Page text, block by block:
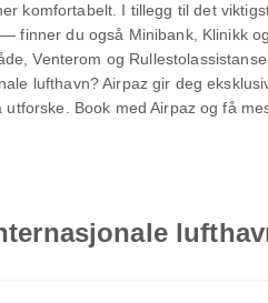
komfortabelt. I tillegg til det
du også Minibank, Klinikk
Venterom og
lufthavn? Airpaz gir deg
Book med Airpaz og få